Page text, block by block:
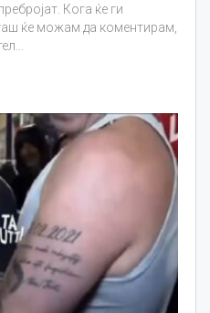
Кога ќе ги
ќе можам да коментирам,